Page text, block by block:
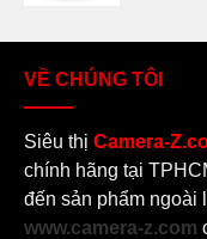
VỀ CHÚNG TÔI
Siêu thị Camera-
chính hãng tại
đến sản phẩm ngoài
www.camera-z.com